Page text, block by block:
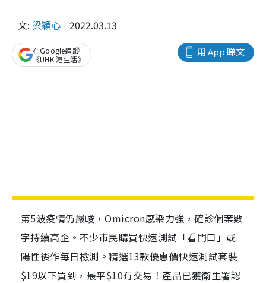
文: 梁穎心 2022.03.13
用 App 睇文
在Google追蹤
《UHK 港生活》
第5波疫情仍嚴峻，Omicron感染力強，確診個案數
字持續高企。不少市民購買快速測試「看門口」或
陽性後作每日檢測。精選13款優惠價快速測試套裝
$19以下買到，最平$10有交易！產品已獲衛生署認